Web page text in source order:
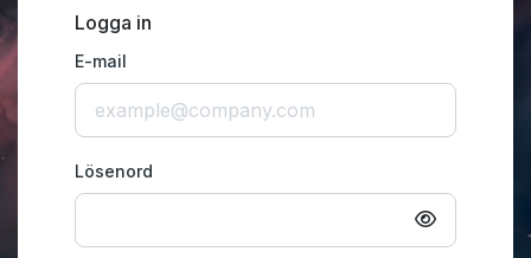
Logga in
E-mail
Lösenord